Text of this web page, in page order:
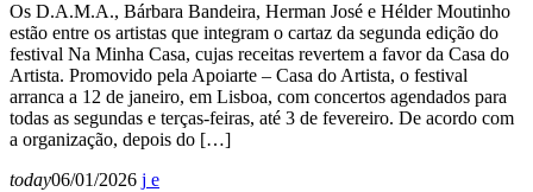
Os D.A.M.A., Bárbara Bandeira, Herman José e Hélder Moutinho
estão entre os artistas que integram o cartaz da segunda edição do
festival Na Minha Casa, cujas receitas revertem a favor da Casa do
Artista. Promovido pela Apoiarte – Casa do Artista, o festival
arranca a 12 de janeiro, em Lisboa, com concertos agendados para
todas as segundas e terças-feiras, até 3 de fevereiro. De acordo com
a organização, depois do […]
today06/01/2026